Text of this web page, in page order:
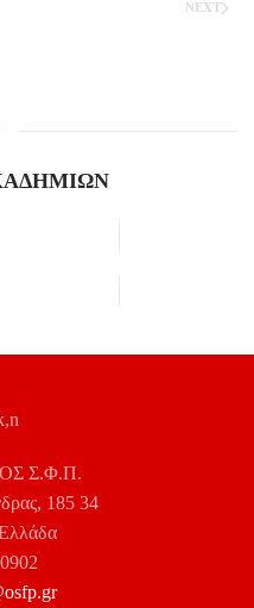
NEXT
Σ.Φ.Π.
185 34